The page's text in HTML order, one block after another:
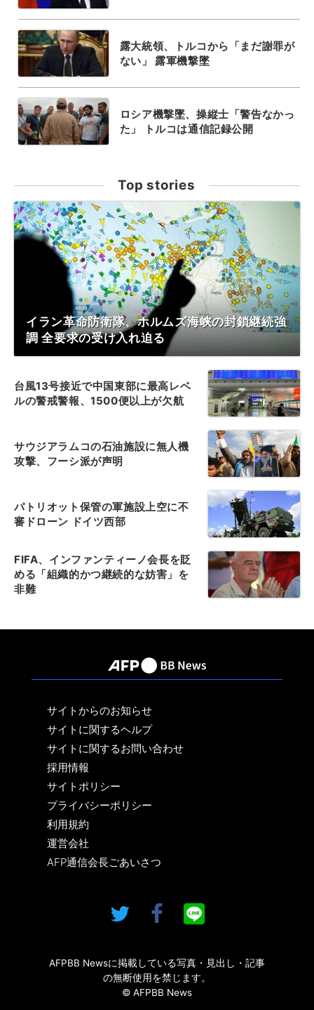
露大統領、トルコから「まだ謝罪が
ない」 露軍機撃墜
ロシア機撃墜、操縦士「警告なかっ
た」 トルコは通信記録公開
Top stories
イラン革命防衛隊、ホルムズ海峡の封鎖継続強
調 全要求の受け入れ迫る
台風13号接近で中国東部に最高レベ
ルの警戒警報、1500便以上が欠航
サウジアラムコの石油施設に無人機
攻撃、フーシ派が声明
パトリオット保管の軍施設上空に不
審ドローン ドイツ西部
FIFA、インファンティーノ会長を貶
める「組織的かつ継続的な妨害」を
非難
サイトからのお知らせ
サイトに関するヘルプ
サイトに関するお問い合わせ
採用情報
サイトポリシー
プライバシーポリシー
利用規約
運営会社
AFP通信会長ごあいさつ
AFPBB Newsに掲載している写真・見出し・記事
の無断使用を禁じます。
© AFPBB News